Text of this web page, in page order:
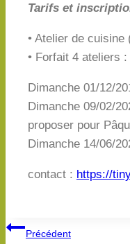
Tarifs et
• Atelier de cuisine
• Forfait 4 ateliers
Dimanche 01/12/
Dimanche 09/02/
proposer pour
Dimanche 14/06/
contact : https://
Navigation
Précédent